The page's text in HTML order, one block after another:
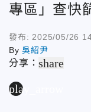
專區」查快
發布: 2025/05/26
By吳紹尹
分享：share
play_arrow